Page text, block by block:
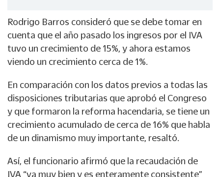
Rodrigo Barros consideró que se debe tomar en
cuenta que el año pasado los ingresos por el IVA
tuvo un crecimiento de 15%, y ahora estamos
viendo un crecimiento cerca de 1%.
En comparación con los datos previos a todas las
disposiciones tributarias que aprobó el Congreso
y que formaron la reforma hacendaria, se tiene un
crecimiento acumulado de cerca de 16% que habla
de un dinamismo muy importante, resaltó.
Así, el funcionario afirmó que la recaudación de
IVA “va muy bien y es enteramente consistente”